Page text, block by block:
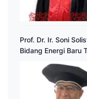
Prof. Dr. Ir. Soni
Bidang Energi Baru